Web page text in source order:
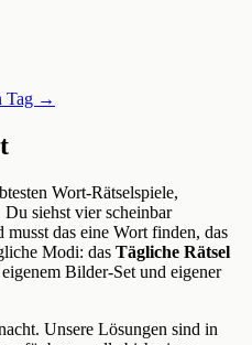
Tag →
Wort-Rätselspiele,
Du siehst vier scheinbar
das eine Wort finden, das
Modi: das Tägliche Rätsel
Bilder-Set und eigener
Unsere Lösungen sind in